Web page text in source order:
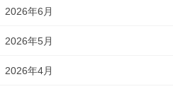
2026年6月
2026年5月
2026年4月